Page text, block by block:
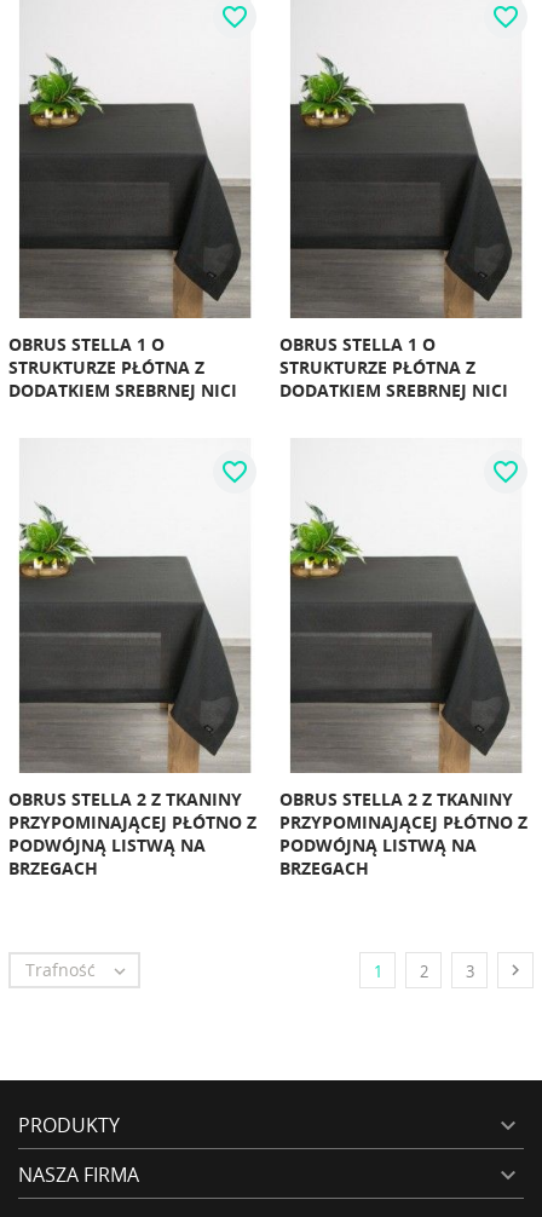
OBRUS STELLA 1 O
STRUKTURZE PŁÓTNA Z
DODATKIEM SREBRNEJ NICI
favorite_border
OBRUS STELLA 1 O
STRUKTURZE PŁÓTNA Z
DODATKIEM SREBRNEJ NICI
favorite_border
OBRUS STELLA 2 Z TKANINY
PRZYPOMINAJĄCEJ PŁÓTNO Z
PODWÓJNĄ LISTWĄ NA
BRZEGACH
favorite_border
OBRUS STELLA 2 Z TKANINY
PRZYPOMINAJĄCEJ PŁÓTNO Z
PODWÓJNĄ LISTWĄ NA
BRZEGACH
favorite_border
Trafność  1 2 3 
PRODUKTY 
NASZA FIRMA 